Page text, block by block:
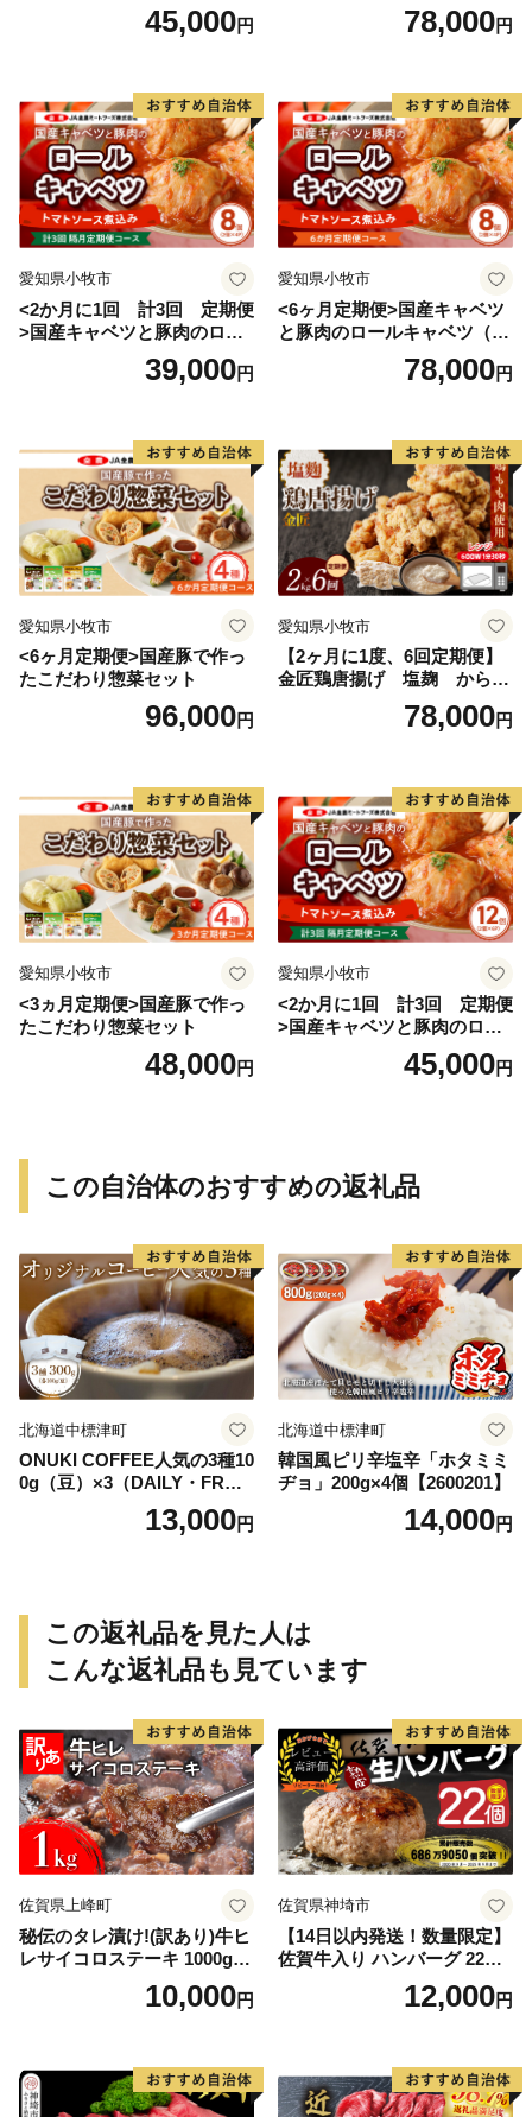
礼として当町お礼の品を進呈しています。
【対象となるのは】町外在住の方で、１回1,000円以上
ふるさと納税(寄附)をされた方が対象となります。
●お届けの日付指定はお受けしておりません。
●長期不在のご予定があれば備考欄にご記入ください。
●お申し込み後のお礼の品の変更は受けかねますので、
ご了承ください。
●ご注文の状況によっては、一時的に品切れが発生する
場合があります。
●色調が実物と異なる場合があります。
●写真はイメージです。小物類は商品に含まれません。
45,000円
ルキャベツ（4P入り）
78,000円
愛知県小牧市
<2か月に1回 計3回 定期便
>国産キャベツと豚肉のロー
ルキャベツ（4P入り）
39,000円
愛知県小牧市
<6ヶ月定期便>国産キャベツ
と豚肉のロールキャベツ（4P
78,000円
愛知県小牧市
<6ヶ月定期便>国産豚で作っ
たこだわり惣菜セット
96,000円
愛知県小牧市
【2ヶ月に1度、6回定期便】
金匠鶏唐揚げ 塩麹 からあ
78,000円
愛知県小牧市
<3ヵ月定期便>国産豚で作っ
たこだわり惣菜セット
48,000円
愛知県小牧市
<2か月に1回 計3回 定期便
>国産キャベツと豚肉のロー
ルキャベツ（6P入り）
45,000円
この自治体のおすすめの返礼品
北海道中標津町
ONUKI COFFEE人気の3種10
0g（豆）×3（DAILY・FREN
CH・パプアニューギニア）
13,000円
北海道中標津町
韓国風ピリ辛塩辛「ホタミミ
ヂョ」200g×4個【2600201】
14,000円
この返礼品を見た人は
こんな返礼品も見ています
佐賀県上峰町
秘伝のタレ漬け!(訳あり)牛ヒ
レサイコロステーキ 1000g
10,000円
佐賀県神埼市
【14日以内発送！数量限定】
佐賀牛入り ハンバーグ 22個
2.6kg(120g×22個)【佐賀牛
黒毛和牛 ブランド牛 九州 ハ
気】(H083106)
12,000円